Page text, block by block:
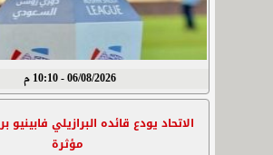
06/08/2026 - 10:10 م
الاتحاد يودع قائده البرازيلي فابينيو
مؤثرة